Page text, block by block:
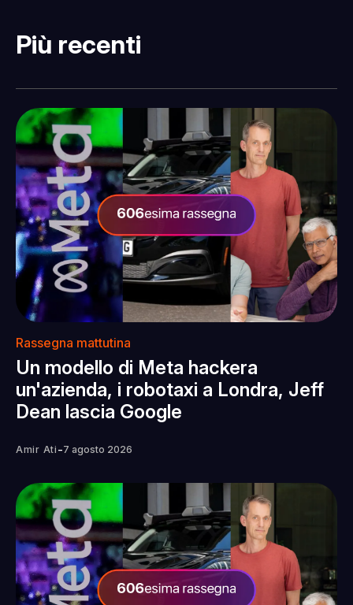
Più recenti
Rassegna mattutina
Un modello di Meta hackera
un'azienda, i robotaxi a Londra, Jeff
Dean lascia Google
Amir Ati -7 agosto 2026